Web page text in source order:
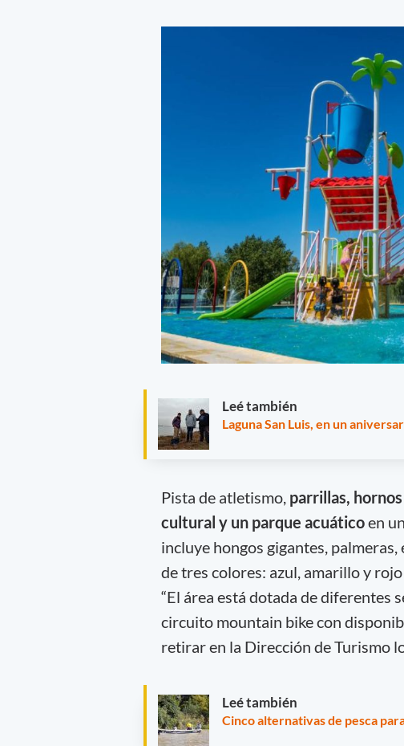
Leé también
Laguna San Luis, en un
Pista de atletismo,parrillas,
cultural y un parque acuáticoen
incluye hongos gigantes,
de tres colores: azul, amarillo y
“El área está dotada de diferentes
circuito mountain bike con
retirar en la Dirección de Turismo
Leé también
Cinco alternativas de pesca